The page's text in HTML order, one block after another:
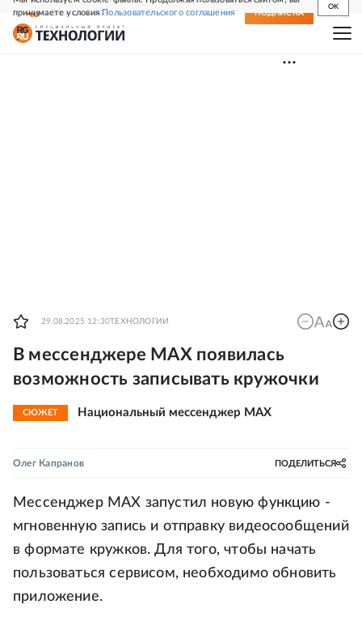
принимаете условияПользовательского соглашения
OK
СВЕЖИЙ НОМЕР ПОДПИСКА
29.08.2025 12:30ТЕХНОЛОГИИ
В мессенджере MAX появилась
возможность записывать кружочки
СЮЖЕТ Национальный мессенджер MAX
Олег Капранов ПОДЕЛИТЬСЯ
Мессенджер МАХ запустил новую функцию -
мгновенную запись и отправку видеосообщений
в формате кружков. Для того, чтобы начать
пользоваться сервисом, необходимо обновить
приложение.